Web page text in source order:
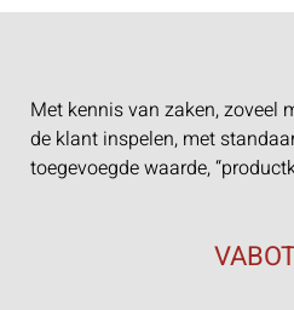
Met kennis van zaken, zoveel
de klant inspelen, met
toegevoegde waarde,